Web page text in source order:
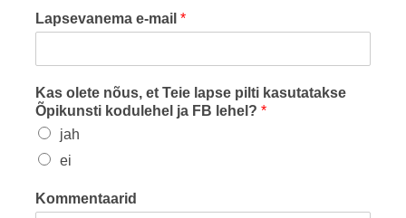
Lapsevanema e-mail *
Kas olete nõus, et Teie lapse pilti kasutatakse
Õpikunsti kodulehel ja FB lehel? *
jah
ei
Kommentaarid